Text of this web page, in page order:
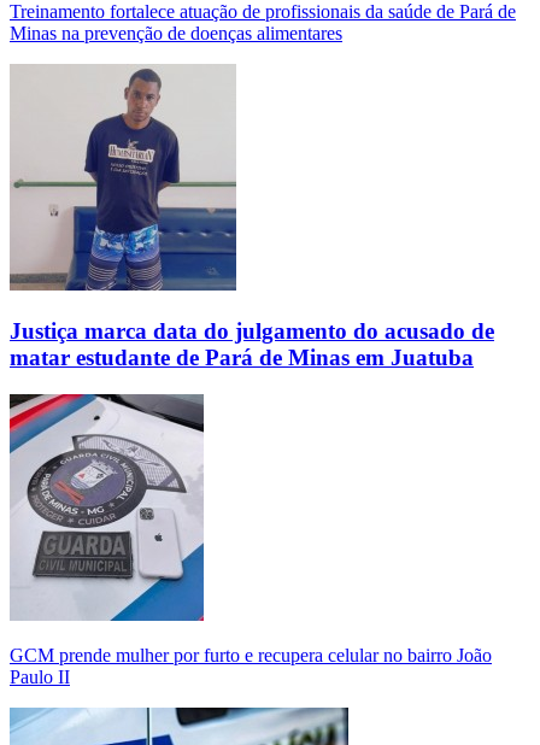
Treinamento fortalece atuação de profissionais da saúde de Pará de
Minas na prevenção de doenças alimentares
Justiça marca data do julgamento do acusado de
matar estudante de Pará de Minas em Juatuba
GCM prende mulher por furto e recupera celular no bairro João
Paulo II